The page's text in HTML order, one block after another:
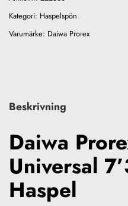
Kategori: Haspelspön
Varumärke: Daiwa Prorex
Beskrivning
Daiwa
Universal
Haspel